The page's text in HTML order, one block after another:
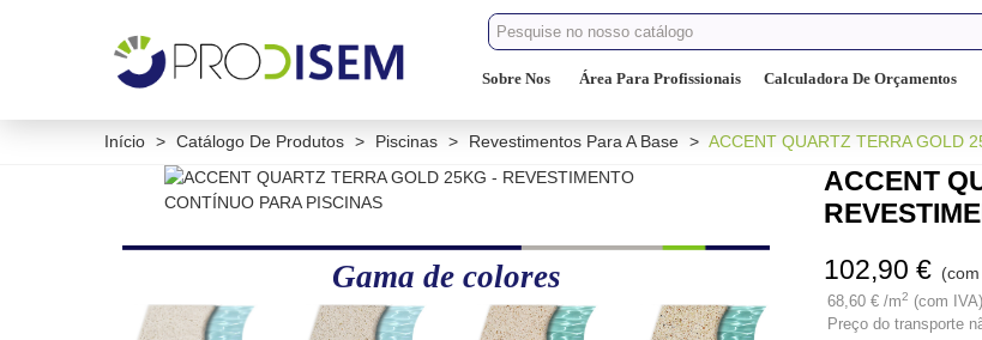
Sobre Nos Área Para Profissionais Calculadora De Orçamentos
Início > Catálogo De Produtos > Piscinas > Revestimentos Para A Base > ACCENT QUARTZ TERRA GOLD
Gama de colores
ACCENT
102,90 € (com
68,60 € /m2 (com IVA)
Preço do transporte